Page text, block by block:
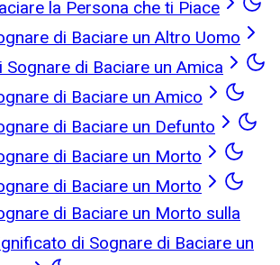
la Persona che ti Piace
di Baciare un Altro Uomo
Sognare di Baciare un Amica
di Baciare un Amico
di Baciare un Defunto
di Baciare un Morto
di Baciare un Morto
di Baciare un Morto sulla
di Sognare di Baciare un